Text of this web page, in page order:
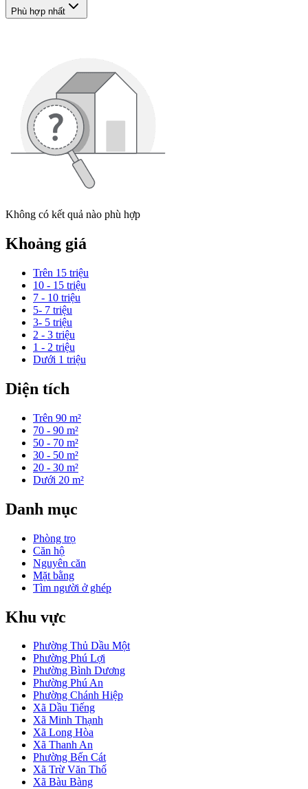
Phù hợp nhất
Không có kết quả nào phù hợp
Khoảng giá
Trên 15 triệu
10 - 15 triệu
7 - 10 triệu
5- 7 triệu
3- 5 triệu
2 - 3 triệu
1 - 2 triệu
Dưới 1 triệu
Diện tích
Trên 90 m²
70 - 90 m²
50 - 70 m²
30 - 50 m²
20 - 30 m²
Dưới 20 m²
Danh mục
Phòng trọ
Căn hộ
Nguyên căn
Mặt bằng
Tìm người ở ghép
Khu vực
Phường Thủ Dầu Một
Phường Phú Lợi
Phường Bình Dương
Phường Phú An
Phường Chánh Hiệp
Xã Dầu Tiếng
Xã Minh Thạnh
Xã Long Hòa
Xã Thanh An
Phường Bến Cát
Xã Trừ Văn Thố
Xã Bàu Bàng